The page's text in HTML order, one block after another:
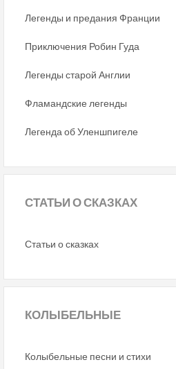
Легенды и предания Франции
Приключения Робин Гуда
Легенды старой Англии
Фламандские легенды
Легенда об Уленшпигеле
СТАТЬИО СКАЗКАХ
Статьи о сказках
КОЛЫБЕЛЬНЫЕ
Колыбельные песни и стихи